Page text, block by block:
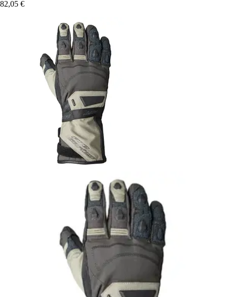
82,05 €